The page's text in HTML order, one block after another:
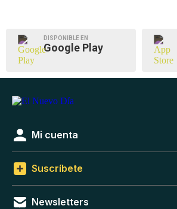
DISPONIBLE EN
Google Play
Mi cuenta
Suscríbete
Newsletters